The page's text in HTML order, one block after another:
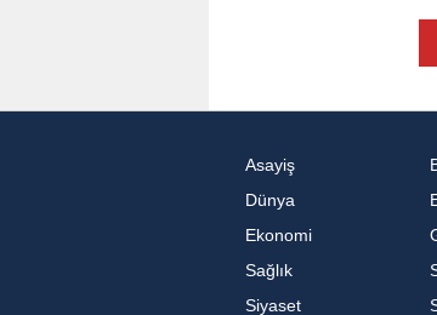
Asayiş
Dünya
Ekonomi
Sağlık
Siyaset